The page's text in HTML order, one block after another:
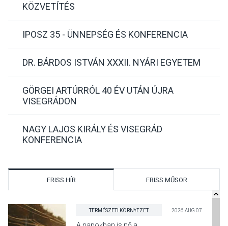
KÖZVETÍTÉS
IPOSZ 35 - ÜNNEPSÉG ÉS KONFERENCIA
DR. BÁRDOS ISTVÁN XXXII. NYÁRI EGYETEM
GÖRGEI ARTÚRRÓL 40 ÉV UTÁN ÚJRA
VISEGRÁDON
NAGY LAJOS KIRÁLY ÉS VISEGRÁD
KONFERENCIA
FRISS HÍR FRISS MŰSOR
TERMÉSZETI KÖRNYEZET 2026 AUG 07